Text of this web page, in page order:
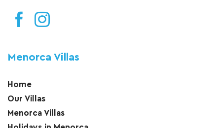
Menorca Villas
Home
Our Villas
Menorca Villas